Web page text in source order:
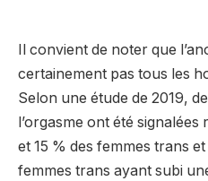
Il convient de noter que
certainement pas tous les
Selon une étude de 2019,
l’orgasme ont été
et 15 % des femmes trans
femmes trans ayant subi